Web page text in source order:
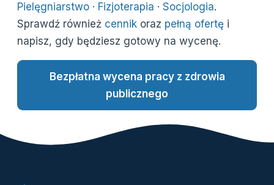
Pielęgniarstwo · Fizjoterapia · Socjologia.
Sprawdź również cennik oraz pełną ofertę i
napisz, gdy będziesz gotowy na wycenę.
Bezpłatna wycena pracy z zdrowia
publicznego